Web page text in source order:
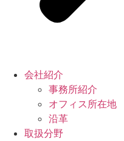
会社紹介
事務所紹介
オフィス所在地
沿革
取扱分野